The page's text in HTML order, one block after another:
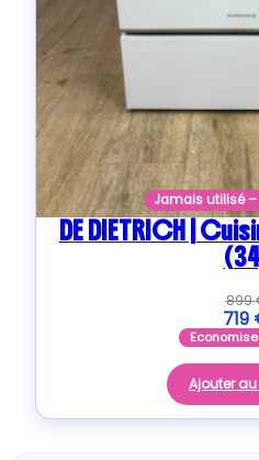
Jamais utilisé
DE DIETRICH |
899
719
Ajouter